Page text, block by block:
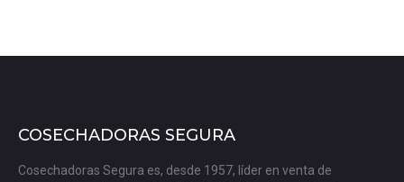
COSECHADORAS SEGURA
Cosechadoras Segura es, desde 1957, líder en venta de